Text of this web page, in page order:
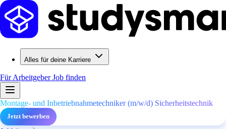
Alles für deine Karriere
Für ArbeitgeberJob finden
Montage- und Inbetriebnahmetechniker (m/w/d) Sicherheitstechnik
Jetzt bewerben